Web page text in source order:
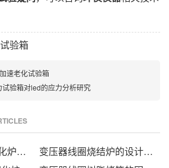
验箱
速老化试验箱
验箱对led的应力分析研究
新能源变压器内芯固化炉的技术方案
变压器线圈烧结炉的设计方法